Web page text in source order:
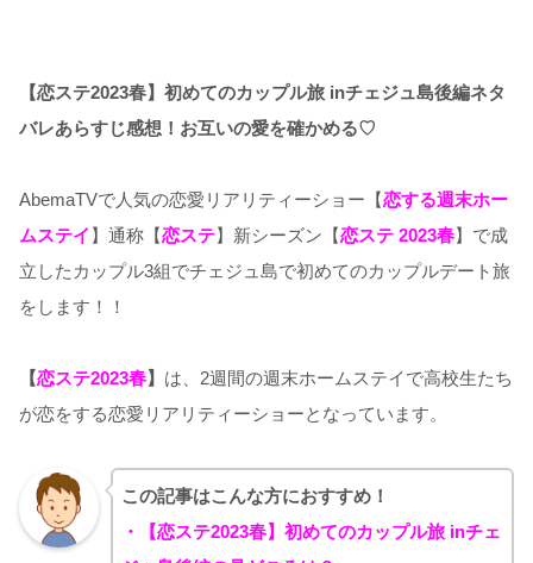
【恋ステ2023春】初めてのカップル旅 inチェジュ島後編ネタ
バレあらすじ感想！お互いの愛を確かめる♡
AbemaTVで人気の恋愛リアリティーショー【恋する週末ホー
ムステイ 】通称【恋ステ】新シーズン【恋ステ 2023春】で成
立したカップル3組でチェジュ島で初めてのカップルデート旅
をします！！
【恋ステ2023春】 は、2週間の週末ホームステイで高校生たち
が恋をする恋愛リアリティーショーとなっています。
この記事はこんな方におすすめ！
・【恋ステ2023春】初めてのカップル旅 inチェ